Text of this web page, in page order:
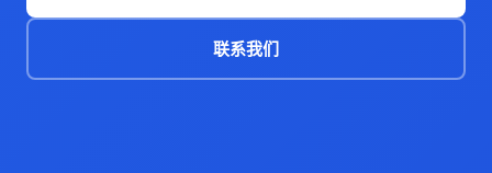
联系我们